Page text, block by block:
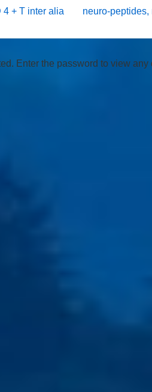
4 + T inter alia
is
neuro-peptides,
Enter the password to view any